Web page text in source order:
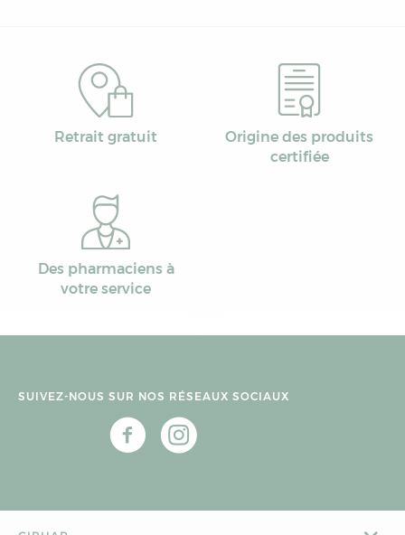
Retrait gratuit
Origine des produits
certifiée
Des pharmaciens à
votre service
SUIVEZ-NOUS SUR NOS RÉSEAUX SOCIAUX